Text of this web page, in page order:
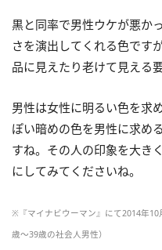
黒と同率で男性ウケが悪か
さを演出してくれる色です
品に見えたり老けて見える
男性は女性に明るい色を求
ぽい暗めの色を男性に求め
すね。その人の印象を大き
にしてみてくださいね。
※『マイナビウーマン』にて2014年
歳～39歳の社会人男性）